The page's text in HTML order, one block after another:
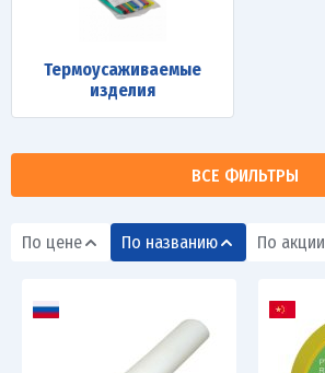
Термоусаживаемые
изделия
ВСЕ ФИЛЬТРЫ
По цене По названию По акции